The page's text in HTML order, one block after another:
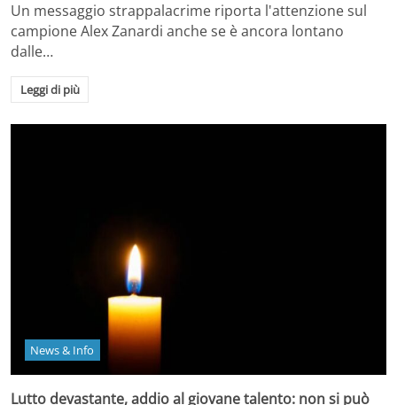
Un messaggio strappalacrime riporta l'attenzione sul
campione Alex Zanardi anche se è ancora lontano
dalle…
Leggi di più
News & Info
Lutto devastante, addio al giovane talento: non si può